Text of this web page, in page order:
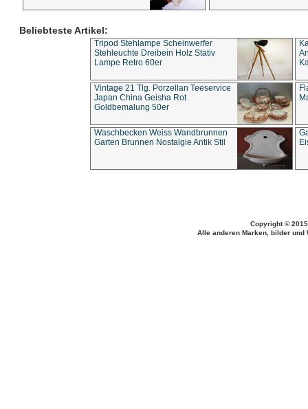
Beliebteste Artikel:
Tripod Stehlampe Scheinwerfer
Stehleuchte Dreibein Holz Stativ
Lampe Retro 60er
Vintage 21 Tlg. Porzellan Teeservice
Japan China Geisha Rot
Goldbemalung 50er
Waschbecken Weiss Wandbrunnen
Garten Brunnen Nostalgie Antik Stil
Copyright ©
Alle anderen Marken, bilder und